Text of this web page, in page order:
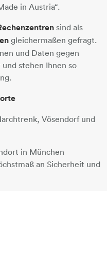
in Austria“.
sind als
gleichermaßen gefragt.
und Daten gegen
stehen Ihnen so
Vösendorf und
in München
an Sicherheit und